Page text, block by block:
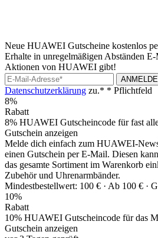
Neue HUAWEI Gutscheine kostenlos
Erhalte in unregelmäßigen Abständen
Aktionen von HUAWEI gibt!
Datenschutzerklärung zu.* * Pflichtfeld
8%
Rabatt
8% HUAWEI Gutscheincode für fast
Gutschein anzeigen
Melde dich einfach zum HUAWEI-
einen Gutschein per E-Mail. Diesen
das gesamte Sortiment im Warenkorb
Zubehör und Uhrenarmbänder.
Mindestbestellwert: 100 € · Ab 100 € ·
10%
Rabatt
10% HUAWEI Gutscheincode für das
Gutschein anzeigen